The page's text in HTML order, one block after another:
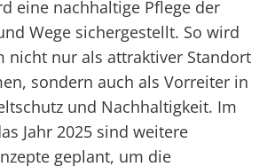
eine nachhaltige Pflege der
Wege sichergestellt. So wird
nicht nur als attraktiver Standort
sondern auch als Vorreiter in
und Nachhaltigkeit. Im
Jahr 2025 sind weitere
geplant, um die